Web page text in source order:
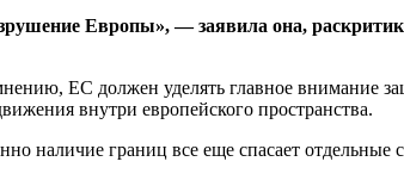
Европы», — заявила она,
ЕС должен уделять главное внимание
внутри европейского пространства.
наличие границ все еще спасает отдельные